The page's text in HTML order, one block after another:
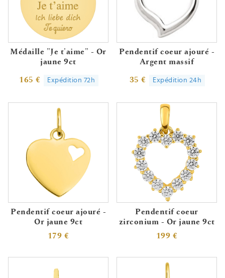
Médaille "Je t'aime" - Or
jaune 9ct
165 € Expédition 72h
Pendentif coeur ajouré -
Argent massif
35 € Expédition 24h
Pendentif coeur ajouré -
Or jaune 9ct
179 €
Pendentif coeur
zirconium - Or jaune 9ct
199 €